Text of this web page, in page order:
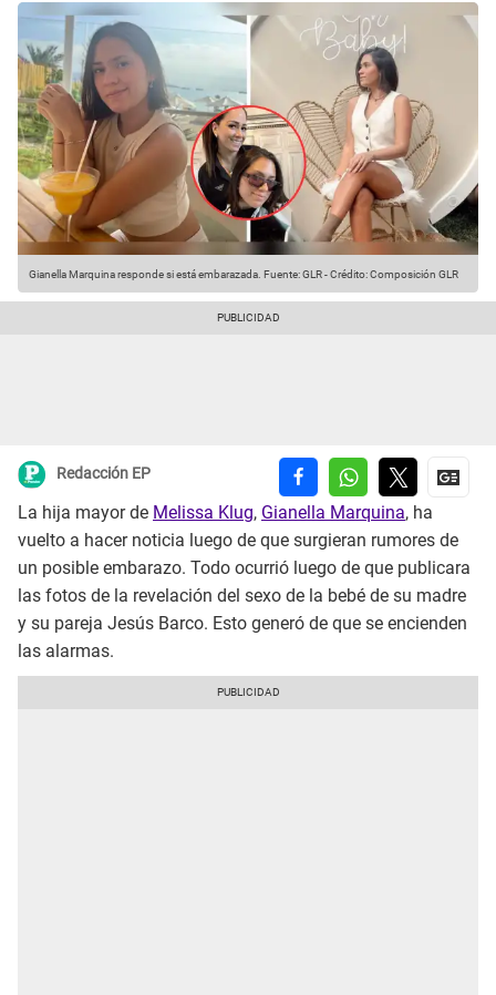
Gianella Marquina responde si está embarazada. Fuente: GLR-Crédito: Composición GLR
Redacción EP
La hija mayor de Melissa Klug, Gianella Marquina, ha
vuelto a hacer noticia luego de que surgieran rumores de
un posible embarazo. Todo ocurrió luego de que publicara
las fotos de la revelación del sexo de la bebé de su madre
y su pareja Jesús Barco. Esto generó de que se encienden
las alarmas.